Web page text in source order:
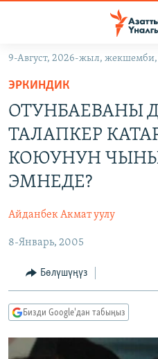
Навигацияга
өтүңүз
Издөөгө
салыңыз
САЯСАТ
ЭКОНОМИКА
ДҮЙНӨ
БОРБОР АЗИЯ
УКРАИНА
АТАЙЫН ИЛИКТӨӨ
БҮГҮН АЗАТТЫКТА
ЭКСПЕРТТЕР ТАЛДАЙТ
БИЗ ЖАНА ДҮЙНӨ
ЭЖЕ-СИҢДИЛЕР
АЗАТТЫК+
ПОДКАСТ
ӨЗГӨЧӨ ПИКИР
ОНЛАЙН ШЕРИНЕ
9-Август, 2026-жыл,
ЭРКИНДИК
ОТУНБАЕВАНЫ
ТАЛАПКЕР
КОЮУНУН
ЭМНЕДЕ?
Айданбек Акмат уулу
8-Январь, 2005
Бөлүшүңүз
Бизди Google'дан табыңыз